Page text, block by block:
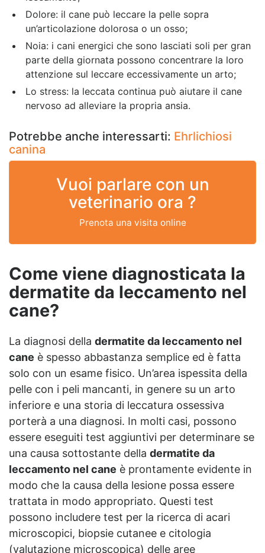
Dolore: il cane può leccare la pelle sopra
un’articolazione dolorosa o un osso;
Noia: i cani energici che sono lasciati soli per gran
parte della giornata possono concentrare la loro
attenzione sul leccare eccessivamente un arto;
Lo stress: la leccata continua può aiutare il cane
nervoso ad alleviare la propria ansia.
Potrebbe anche interessarti: Ehrlichiosi
canina
Vuoi parlare con un
veterinario ora ?
Prenota una visita online
Come viene diagnosticata la
dermatite da leccamento nel
cane?
La diagnosi della dermatite da leccamento nel
cane è spesso abbastanza semplice ed è fatta
solo con un esame fisico. Un’area ispessita della
pelle con i peli mancanti, in genere su un arto
inferiore e una storia di leccatura ossessiva
porterà a una diagnosi. In molti casi, possono
essere eseguiti test aggiuntivi per determinare se
una causa sottostante della dermatite da
leccamento nel cane è prontamente evidente in
modo che la causa della lesione possa essere
trattata in modo appropriato. Questi test
possono includere test per la ricerca di acari
microscopici, biopsie cutanee e citologia
(valutazione microscopica) delle aree